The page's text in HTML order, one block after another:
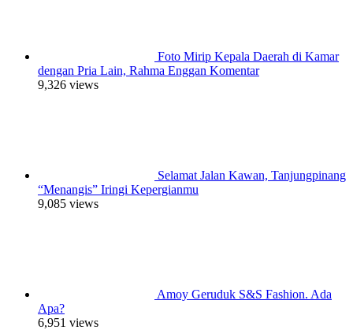
Foto Mirip Kepala Daerah di Kamar
dengan Pria Lain, Rahma Enggan Komentar
9,326 views
Selamat Jalan Kawan, Tanjungpinang
“Menangis” Iringi Kepergianmu
9,085 views
Amoy Geruduk S&S Fashion. Ada
Apa?
6,951 views